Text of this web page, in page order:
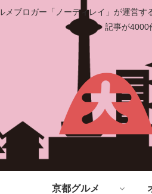
メブロガー「ノーディレイ」が運営
記事が4000
京都グルメ